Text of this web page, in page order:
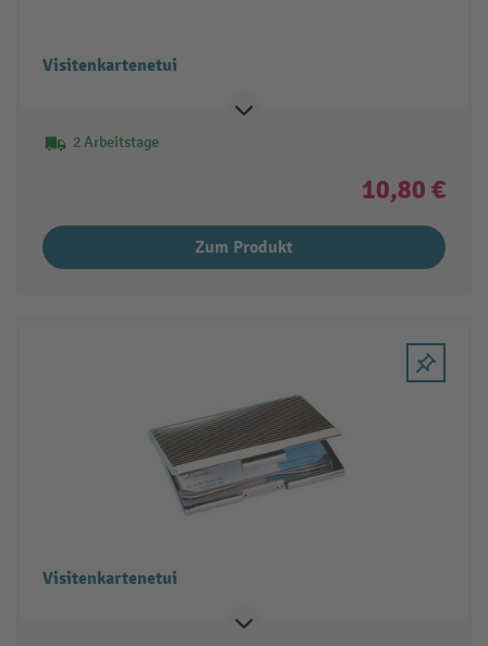
Visitenkartenetui
2 Arbeitstage
10,80 €
Zum Produkt
Visitenkartenetui